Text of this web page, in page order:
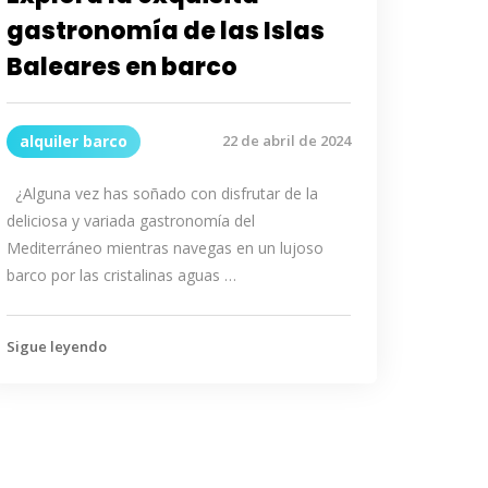
gastronomía de las Islas
Baleares en barco
alquiler barco 22 de abril de 2024
¿Alguna vez has soñado con disfrutar de la
deliciosa y variada gastronomía del
Mediterráneo mientras navegas en un lujoso
barco por las cristalinas aguas …
Sigue leyendo